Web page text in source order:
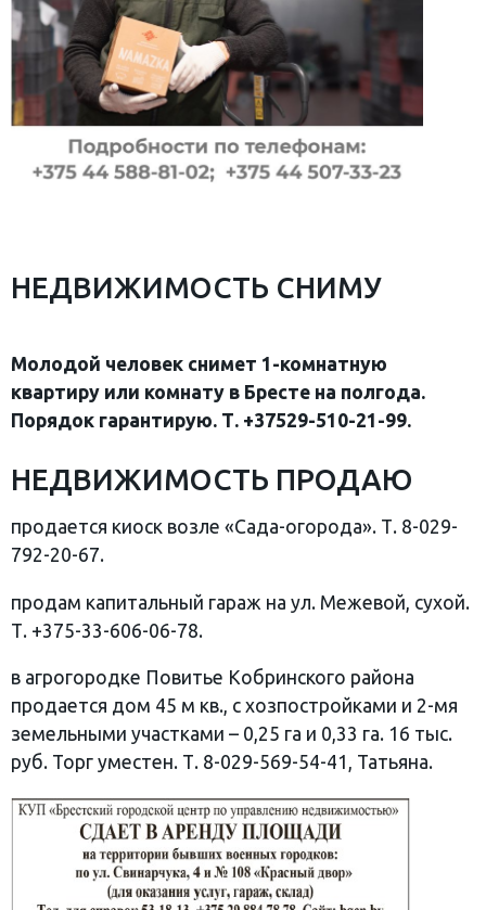
НЕДВИЖИМОСТЬ СНИМУ
Молодой человек снимет 1-комнатную
квартиру или комнату в Бресте на полгода.
Порядок гарантирую. Т. +37529-510-21-99.
НЕДВИЖИМОСТЬ ПРОДАЮ
продается киоск возле «Сада-огорода». Т. 8-029-
792-20-67.
продам капитальный гараж на ул. Межевой, сухой.
Т. +375-33-606-06-78.
в агрогородке Повитье Кобринского района
продается дом 45 м кв., с хозпостройками и 2-мя
земельными участками – 0,25 га и 0,33 га. 16 тыс.
руб. Торг уместен. Т. 8-029-569-54-41, Татьяна.